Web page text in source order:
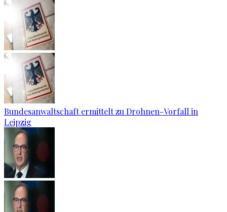
Bundesanwaltschaft ermittelt zu Drohnen-Vorfall in
Leipzig